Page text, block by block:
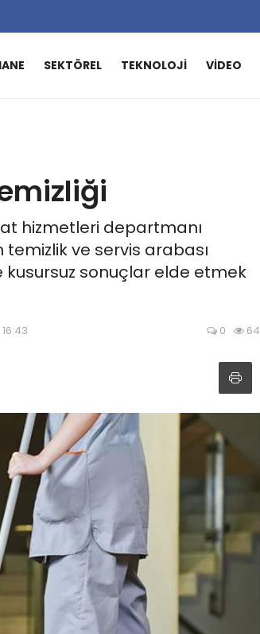
SEKTÖREL TEKNOLOJI VIDEO
hizmetleri departmanı
ve servis arabası
sonuçlar elde etmek
0 64